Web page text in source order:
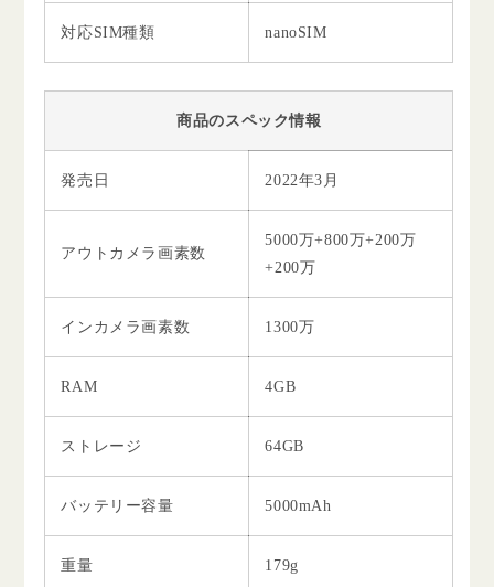
対応SIM種類 nanoSIM
商品のスペック情報
発売日 2022年3月
アウトカメラ画素数
5000万+800万+200万
+200万
インカメラ画素数 1300万
RAM 4GB
ストレージ 64GB
バッテリー容量 5000mAh
重量 179g